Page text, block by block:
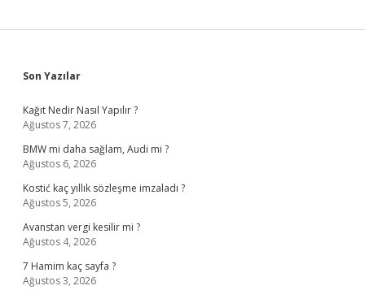
Sidebar
Son Yazılar
Kağıt Nedir Nasıl Yapılır ?
Ağustos 7, 2026
BMW mi daha sağlam, Audi mi ?
Ağustos 6, 2026
Kostić kaç yıllık sözleşme imzaladı ?
Ağustos 5, 2026
Avanstan vergi kesilir mi ?
Ağustos 4, 2026
7 Hamim kaç sayfa ?
Ağustos 3, 2026